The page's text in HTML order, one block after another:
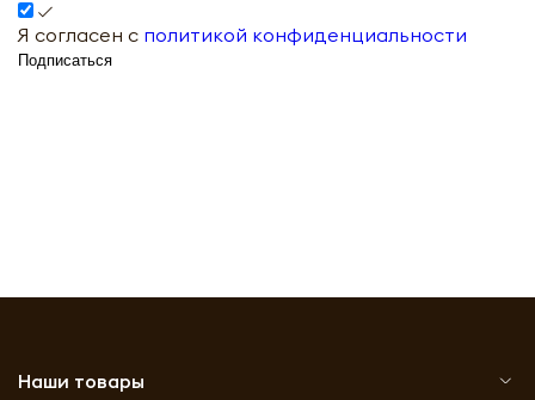
Я согласен с политикой конфиденциальности
Подписаться
Наши товары